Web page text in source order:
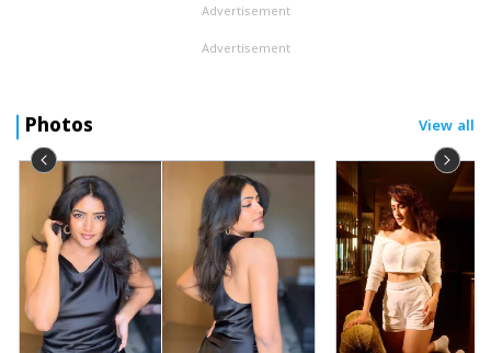
Advertisement
Advertisement
Photos View all